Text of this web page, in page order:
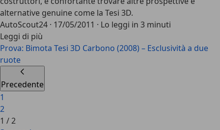
alternative genuine come la Tesi 3D.
AutoScout24 · 17/05/2011 · Lo leggi in 3 minuti
Leggi di più
Prova: Bimota Tesi 3D Carbono (2008) – Esclusività a due
ruote
Precedente
1
2
1 /2